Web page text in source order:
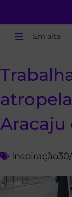
Em alta
Aracaju
Inspiração